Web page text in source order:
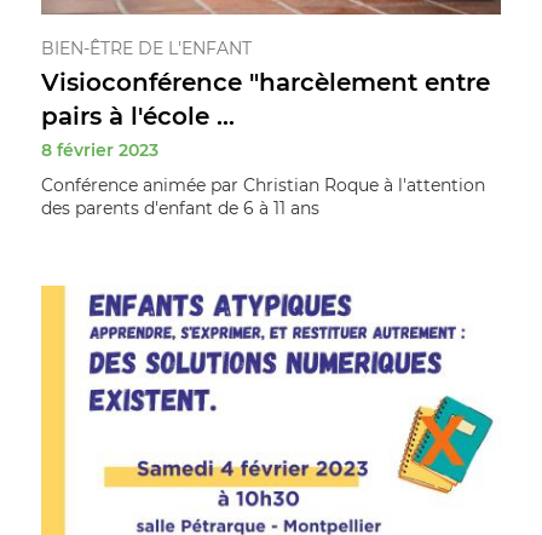
BIEN-ÊTRE DE L'ENFANT
Visioconférence "harcèlement entre
pairs à l'école ...
8 février 2023
Conférence animée par Christian Roque à l'attention
des parents d'enfant de 6 à 11 ans